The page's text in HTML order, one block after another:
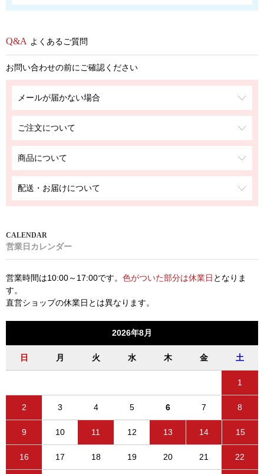
よくあるご質問
お問い合わせの前にご確認ください
メールが届かない場合
ご注文について
商品について
配送・お届けについて
営業日カレンダー
営業時間は10:00～17:00です。 色がついた部分は休業日 となりま
す。
直営ショップの休業日とは異なります。
2026年8月
日 月 火 水 木 金 土
1
2 3 4 5 6 7 8
9 10 11 12 13 14 15
16 17 18 19 20 21 22